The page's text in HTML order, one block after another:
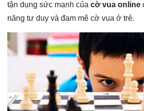
tận dụng sức mạnh của cờ vua online
năng tư duy và đam mê cờ vua ở trẻ.